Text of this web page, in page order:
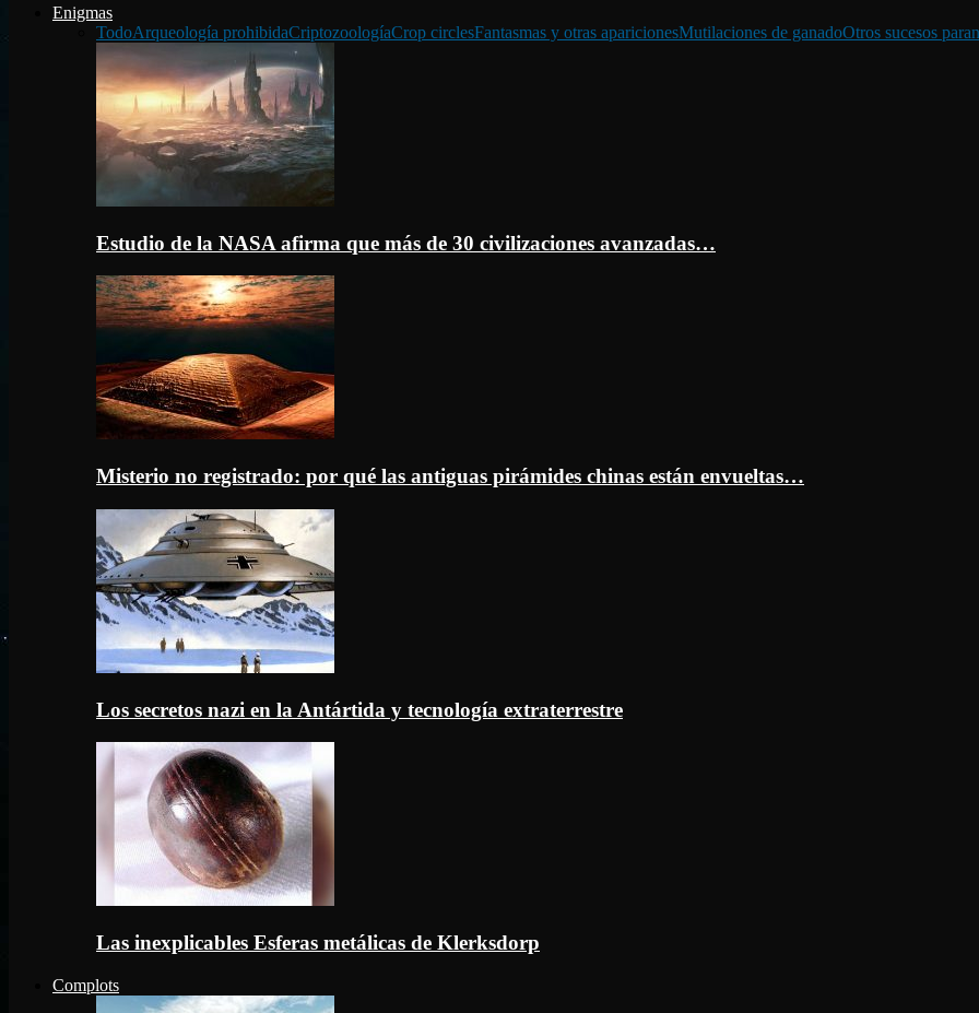
Enigmas
TodoArqueología prohibidaCriptozoologíaCrop circlesFantasmas y otras aparicionesMutilaciones de ganadoOtros sucesos
Estudio de la NASA afirma que más de 30 civilizaciones avanzadas…
Misterio no registrado: por qué las antiguas pirámides chinas están envueltas…
Los secretos nazi en la Antártida y tecnología extraterrestre
Las inexplicables Esferas metálicas de Klerksdorp
Complots